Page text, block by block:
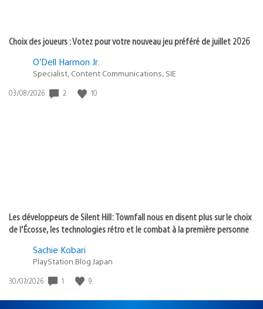
Choix des joueurs : Votez pour votre nouveau jeu préféré de juillet 2026
O’Dell Harmon Jr.
Specialist, Content Communications, SIE
Date
03/08/2026 2 10
Les développeurs de Silent Hill: Townfall nous en disent plus sur le choix
de l’Écosse, les technologies rétro et le combat à la première personne
Sachie Kobari
PlayStation.Blog Japan
Date
publication
30/07/2026 1 9